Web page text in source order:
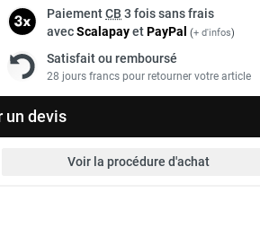
PaiementCB 3 fois sans frais
avecScalapayetPayPal (+ d'infos)
Satisfait ou remboursé
28 jours francs pour retourner votre article
un devis
Voir la procédure d'achat